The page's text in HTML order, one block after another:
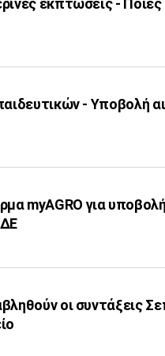
εκπτώσεις -
- Υποβολή
myAGRO για υποβολή
οι συντάξεις